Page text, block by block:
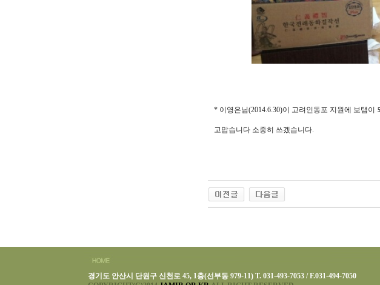
* 이영은님(2014.6.30)이 고려인동포 지원에 보탬이
고맙습니다 소중히 쓰겠습니다.
경기도 안산시 단원구 신천로 45, 1층(선부동 979-11) T. 031-493-7053 / F.031-494-7050